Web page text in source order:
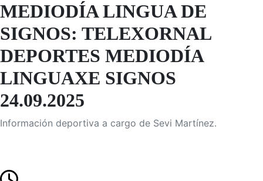
MEDIODÍA LINGUA DE
SIGNOS: TELEXORNAL
DEPORTES MEDIODÍA
LINGUAXE SIGNOS
24.09.2025
Información deportiva a cargo de Sevi Martínez.